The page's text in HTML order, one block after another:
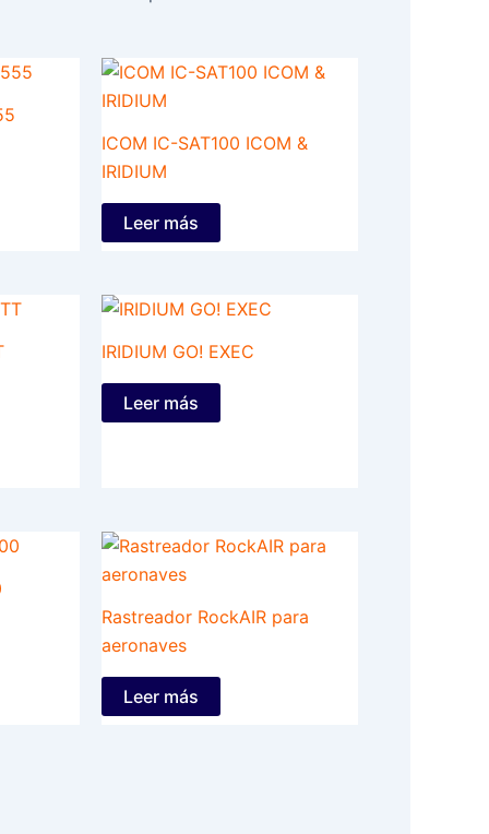
ICOM IC-SAT100 ICOM &
IRIDIUM
Leer más
IRIDIUM GO! EXEC
Leer más
Rastreador RockAIR para
aeronaves
Leer más